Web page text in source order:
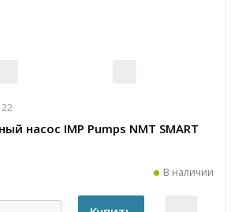
насос IMP Pumps NMT SMART
В наличии